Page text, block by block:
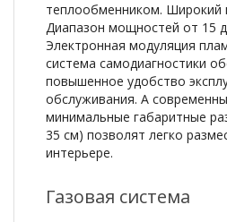
теплообменником. Широкий
Диапазон мощностей от 15
Электронная модуляция
система самодиагностики
повышенное удобство
обслуживания. А
минимальные габаритные
35 см) позволят легко
интерьере.
Газовая система